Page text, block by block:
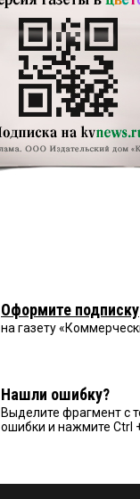
Оформите подписку
на газету
Нашли ошибку?
Выделите фрагмент с
ошибки и нажмите Ctrl